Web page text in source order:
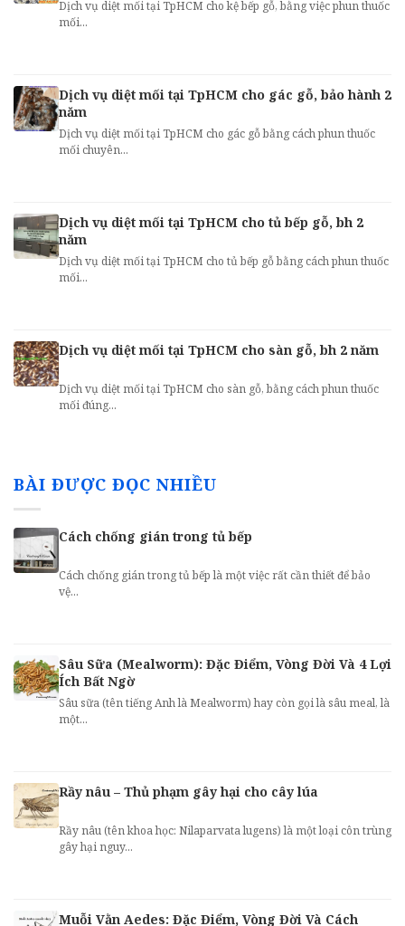
Dịch vụ diệt mối tại TpHCM cho kệ bếp gỗ, bằng việc phun thuốc
mối...
Dịch vụ diệt mối tại TpHCM cho gác gỗ, bảo hành 2
năm
Dịch vụ diệt mối tại TpHCM cho gác gỗ bằng cách phun thuốc
mối chuyên...
Dịch vụ diệt mối tại TpHCM cho tủ bếp gỗ, bh 2
năm
Dịch vụ diệt mối tại TpHCM cho tủ bếp gỗ bằng cách phun thuốc
mối...
Dịch vụ diệt mối tại TpHCM cho sàn gỗ, bh 2 năm
Dịch vụ diệt mối tại TpHCM cho sàn gỗ, bằng cách phun thuốc
mối đúng...
BÀI ĐƯỢC ĐỌC NHIỀU
Cách chống gián trong tủ bếp
Cách chống gián trong tủ bếp là một việc rất cần thiết để bảo
vệ...
Sâu Sữa (Mealworm): Đặc Điểm, Vòng Đời Và 4 Lợi
Ích Bất Ngờ
Sâu sữa (tên tiếng Anh là Mealworm) hay còn gọi là sâu meal, là
một...
Rầy nâu – Thủ phạm gây hại cho cây lúa
Rầy nâu (tên khoa học: Nilaparvata lugens) là một loại côn trùng
gây hại nguy...
Muỗi Vằn Aedes: Đặc Điểm, Vòng Đời Và Cách